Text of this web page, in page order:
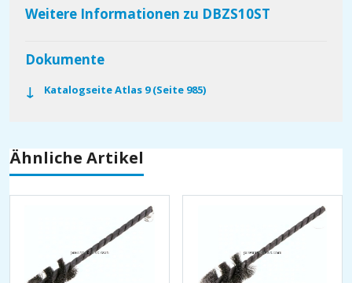
Weitere Informationen zu DBZS10ST
Dokumente
Katalogseite Atlas 9 (Seite 985)
Ähnliche Artikel